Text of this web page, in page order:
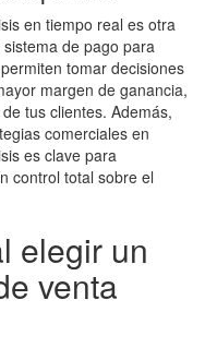
en tiempo real es otra
de pago para
tomar decisiones
margen de ganancia,
tus clientes. Además,
comerciales en
es clave para
control total sobre el
elegir un
venta